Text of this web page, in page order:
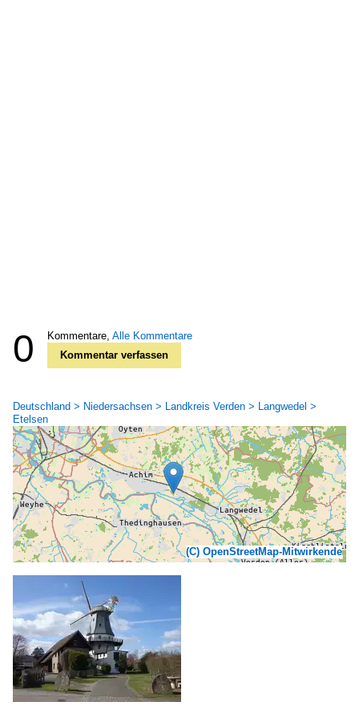
0 Kommentare, Alle Kommentare
Kommentar verfassen
Deutschland > Niedersachsen > Landkreis Verden > Langwedel >
Etelsen
(C) OpenStreetMap-Mitwirkende